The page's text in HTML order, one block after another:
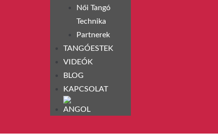
Női Tangó
Technika
Partnerek
TANGÓESTEK
VIDEÓK
BLOG
KAPCSOLAT